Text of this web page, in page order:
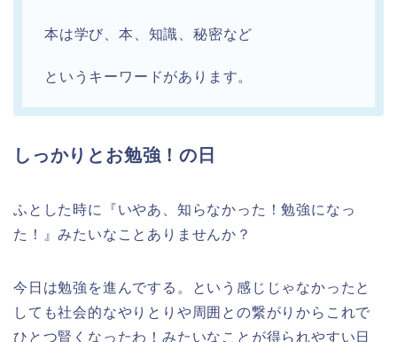
本は学び、本、知識、秘密など
というキーワードがあります。
しっかりとお勉強！の日
ふとした時に『いやあ、知らなかった！勉強になっ
た！』みたいなことありませんか？
今日は勉強を進んでする。という感じじゃなかったと
しても社会的なやりとりや周囲との繋がりからこれで
ひとつ賢くなったわ！みたいなことが得られやすい日